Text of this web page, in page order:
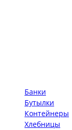
Банки
Бутылки
Контейнеры
Хлебницы